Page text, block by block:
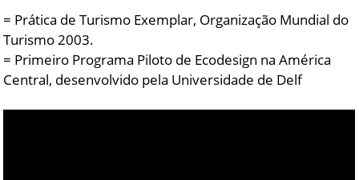
= Prática de Turismo Exemplar, Organização Mundial do
Turismo 2003.
= Primeiro Programa Piloto de Ecodesign na América
Central, desenvolvido pela Universidade de Delf